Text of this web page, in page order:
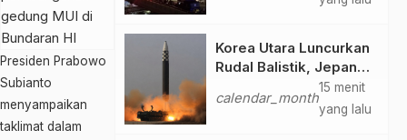
Presiden Prabowo
Subianto
menyampaikan
taklimat dalam
Korea Utara Luncurkan
Rudal Balistik, Jepang
Pastikan Wilayahnya
Aman
calendar_month
15 menit
yang lalu